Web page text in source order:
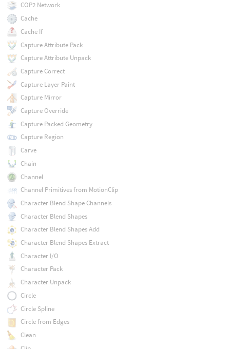
COP2 Network
Cache
Cache If
Capture Attribute Pack
Capture Attribute Unpack
Capture Correct
Capture Layer Paint
Capture Mirror
Capture Override
Capture Packed Geometry
Capture Region
Carve
Chain
Channel
Channel Primitives from MotionClip
Character Blend Shape Channels
Character Blend Shapes
Character Blend Shapes Add
Character Blend Shapes Extract
Character I/O
Character Pack
Character Unpack
Circle
Circle Spline
Circle from Edges
Clean